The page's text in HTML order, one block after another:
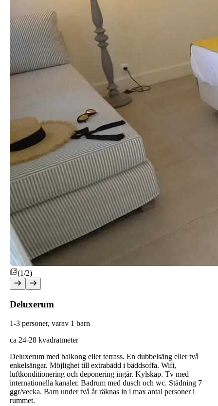
(1/2)
Deluxerum
1-3 personer, varav 1 barn
ca 24-28 kvadratmeter
Deluxerum med balkong eller terrass. En dubbelsäng eller två
enkelsängar. Möjlighet till extrabädd i bäddsoffa. Wifi,
luftkonditionering och deponering ingår. Kylskåp. Tv med
internationella kanaler. Badrum med dusch och wc. Städning 7
ggr/vecka. Barn under två år räknas in i max antal personer i
rummet.